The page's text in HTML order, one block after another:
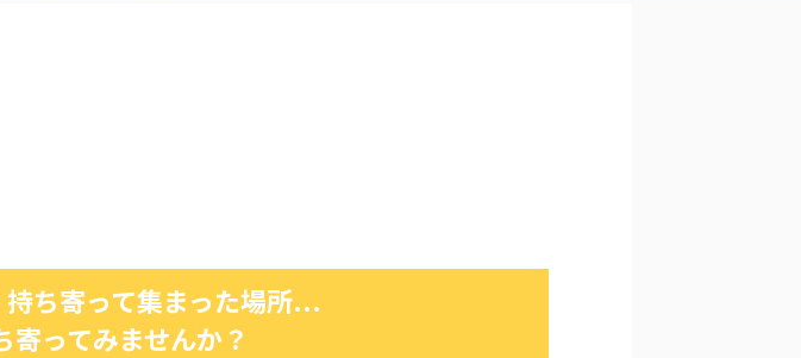
ち寄って集まった場所...
寄ってみませんか？